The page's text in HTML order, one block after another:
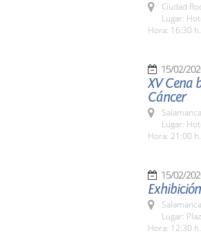
Ciudad
Lugar:
Hora: 16:30 h.
15/02/
XV Cena
Cáncer
Lugar:
Hora: 21:00 h.
15/02/
Lugar:
Hora: 12:30 h.